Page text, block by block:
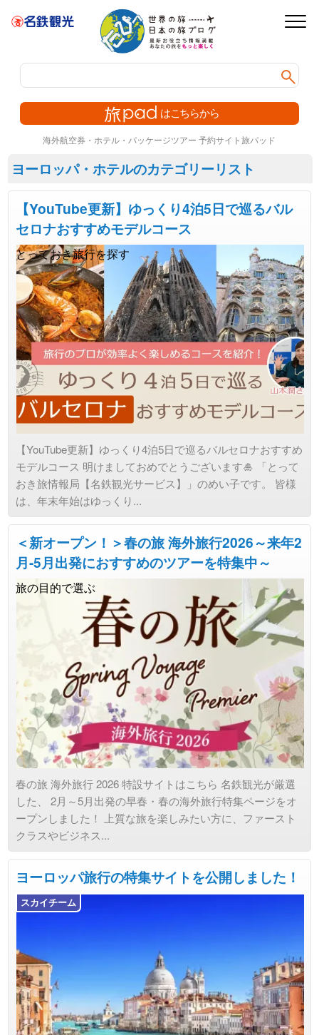
webから
海外航空券・ホテル・パッケージツアー 予約サイト旅パッド
ヨーロッパ・ホテルのカテゴリーリスト
【YouTube更新】ゆっくり4泊5日で巡るバル
セロナおすすめモデルコース
とっておき旅行を探す
【YouTube更新】ゆっくり4泊5日で巡るバルセロナおすすめ
モデルコース 明けましておめでとうございます🎍 「とって
おき旅情報局【名鉄観光サービス】」のめい子です。 皆様
は、年末年始はゆっくり...
＜新オープン！＞春の旅 海外旅行2026～来年2
月-5月出発におすすめのツアーを特集中～
旅の目的で選ぶ
春の旅 海外旅行 2026 特設サイトはこちら 名鉄観光が厳選
した、 2月～5月出発の早春・春の海外旅行特集ページをオ
ープンしました！ 上質な旅を楽しみたい方に、ファースト
クラスやビジネス...
ヨーロッパ旅行の特集サイトを公開しました！
スカイチーム